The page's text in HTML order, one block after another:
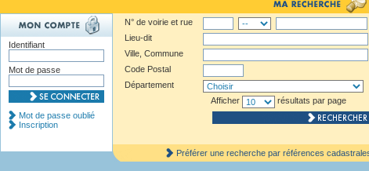
N° de voirie et rue
Lieu-dit
Ville, Commune
Code Postal
Département
Afficher
résultats par page
Préférer une recherche par références
Identifiant
Mot de passe
Mot de passe oublié
Inscription